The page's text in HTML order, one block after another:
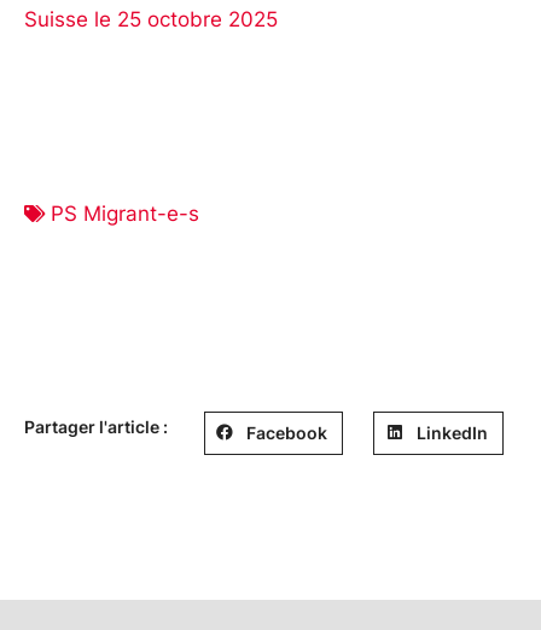
Suisse le 25 octobre 2025
PS Migrant-e-s
Partager l'article : Facebook LinkedIn